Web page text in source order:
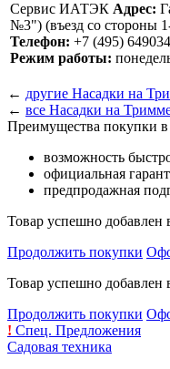
Сервис ИАТЭК Адрес:
№3") (въезд со стороны
Телефон: +7 (495)
Режим работы:
← другие Насадки на
← все Насадки на
Преимущества покупки в
возможность
официальная
предпродажная
Товар успешно добавлен
Продолжить покупки
Товар успешно добавлен
Продолжить покупки
! Спец. Предложения
Садовая техника